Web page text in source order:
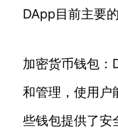
DApp目前主要
加密货币钱包：
和管理，使用户
些钱包提供了安